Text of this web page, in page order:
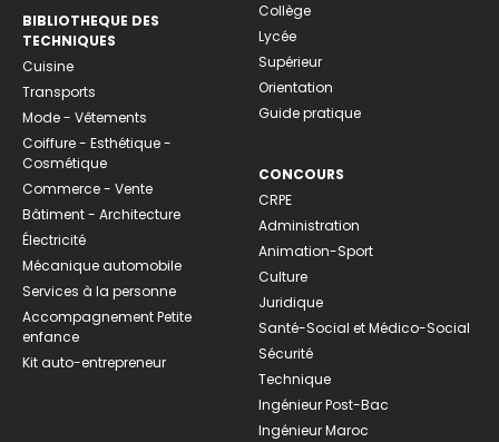
BIBLIOTHEQUE DES
TECHNIQUES
Cuisine
Transports
Mode - Vêtements
Coiffure - Esthétique -
Cosmétique
Commerce - Vente
Bâtiment - Architecture
Électricité
Mécanique automobile
Services à la personne
Accompagnement Petite
enfance
Kit auto-entrepreneur
Collège
Lycée
Supérieur
Orientation
Guide pratique
CONCOURS
CRPE
Administration
Animation-Sport
Culture
Juridique
Santé-Social et Médico-Social
Sécurité
Technique
Ingénieur Post-Bac
Ingénieur Maroc